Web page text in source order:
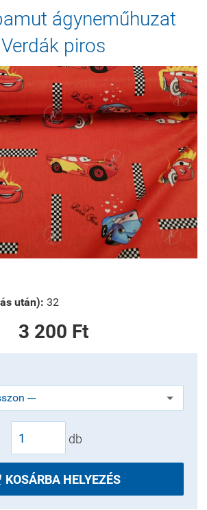
ágyneműhuzat
Verdák piros
után): 32
3 200 Ft
db
KOSÁRBA HELYEZÉS